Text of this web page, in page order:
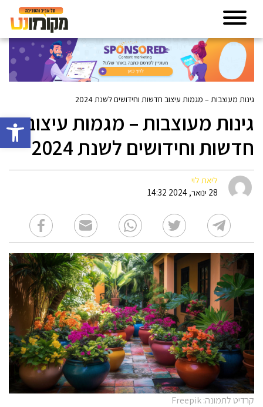
פתח
גינות מעוצבות – מגמות עיצוב חדשות וחידושים לשנת 2024
גינות מעוצבות – מגמות עיצוב
חדשות וחידושים לשנת 2024
ליאת לוי
28 ינואר, 2024 14:32
קרדיט לתמונה: Freepik